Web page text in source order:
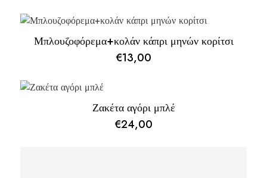
Μπλουζοφόρεμα+κολάν κάπρι μηνών κορίτσι
€13,00
Ζακέτα αγόρι μπλέ
€24,00